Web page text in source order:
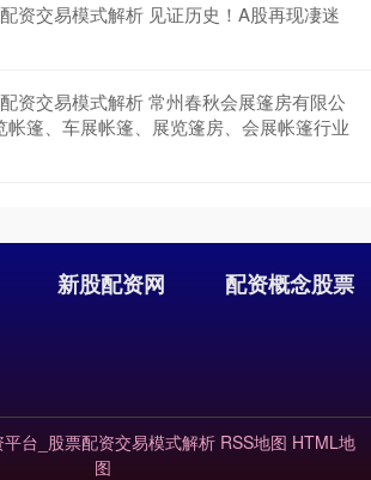
3547.81
资交易模式解析 见证历史！A股再现凄迷
资交易模式解析 常州春秋会展篷房有限公
帐篷、车展帐篷、展览篷房、会展帐篷行业
新股配资网 配资概念股票
平台_股票配资交易模式解析 RSS地图 HTML地
图